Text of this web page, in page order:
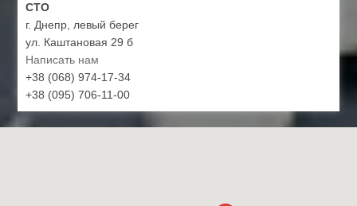
СТО
г. Днепр, левый берег
ул. Каштановая 29 б
Написать нам
+38 (068) 974-17-34
+38 (095) 706-11-00